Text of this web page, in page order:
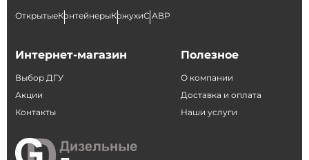
ОткрытыеКонтейнерыКожухиС АВР
Интернет-магазин
Выбор ДГУ
Акции
Контакты
Полезное
О компании
Доставка и оплата
Наши услуги